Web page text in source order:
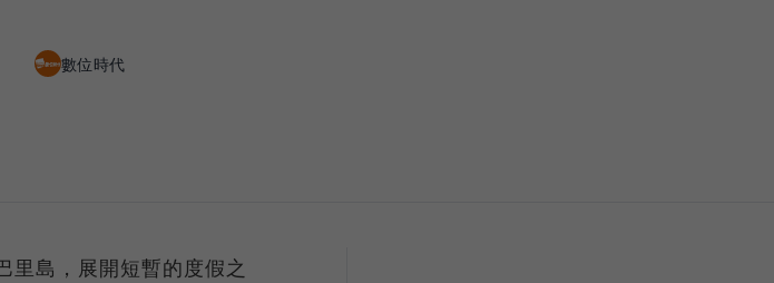
數位時代
里島，展開短暫的度假之